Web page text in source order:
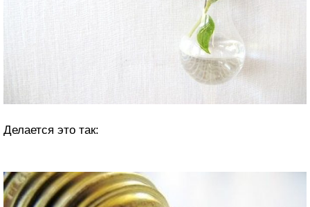
Делается это так: